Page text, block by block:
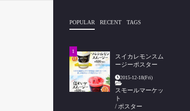
POPULAR RECENT TAGS
スイカレモンスム
ージーポスター
2015-12-18(Fri)
スモールマーケッ
ト
/ポスター